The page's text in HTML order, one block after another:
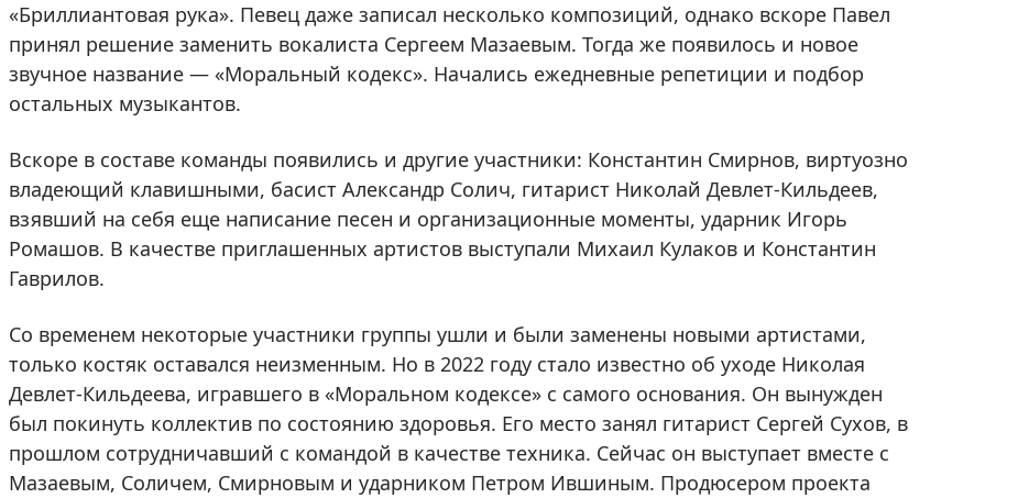
«Бриллиантовая рука». Певец даже записал несколько композиций, однако вскоре Павел
принял решение заменить вокалиста Сергеем Мазаевым. Тогда же появилось и новое
звучное название — «Моральный кодекс». Начались ежедневные репетиции и подбор
остальных музыкантов.
Вскоре в составе команды появились и другие участники: Константин Смирнов, виртуозно
владеющий клавишными, басист Александр Солич, гитарист Николай Девлет-Кильдеев,
взявший на себя еще написание песен и организационные моменты, ударник Игорь
Ромашов. В качестве приглашенных артистов выступали Михаил Кулаков и Константин
Гаврилов.
Со временем некоторые участники группы ушли и были заменены новыми артистами,
только костяк оставался неизменным. Но в 2022 году стало известно об уходе Николая
Девлет-Кильдеева, игравшего в «Моральном кодексе» с самого основания. Он вынужден
был покинуть коллектив по состоянию здоровья. Его место занял гитарист Сергей Сухов, в
прошлом сотрудничавший с командой в качестве техника. Сейчас он выступает вместе с
Мазаевым, Соличем, Смирновым и ударником Петром Ившиным. Продюсером проекта